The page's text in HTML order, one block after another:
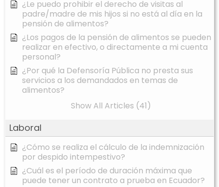
¿Le puedo prohibir el derecho de visitas al
padre/madre de mis hijos si no está al día en la
pensión de alimentos?
¿Los pagos de la pensión de alimentos se pueden
realizar en efectivo, o directamente a mi cuenta
personal?
¿Por qué la Defensoría Pública no presta sus
servicios a los demandados en temas de
alimentos?
Show All Articles (41)
Laboral
¿Cómo se realiza el cálculo de la indemnización
por despido intempestivo?
¿Cuál es el período de duración máxima que
puede tener un contrato a prueba en Ecuador?